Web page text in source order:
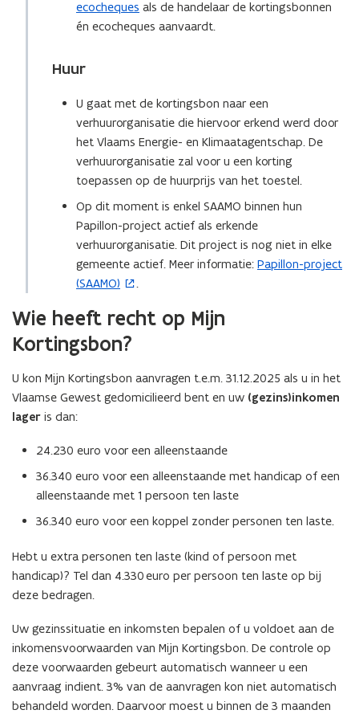
e
n
t
r
)
ecocheques als de handelaar de kortingsbonnen
én ecocheques aanvaardt.
Huur
U gaat met de kortingsbon naar een
verhuurorganisatie die hiervoor erkend werd door
het Vlaams Energie- en Klimaatagentschap. De
verhuurorganisatie zal voor u een korting
toepassen op de huurprijs van het toestel.
Op dit moment is enkel SAAMO binnen hun
Papillon-project actief als erkende
verhuurorganisatie. Dit project is nog niet in elke
gemeente actief. Meer informatie: Papillon-project
(SAAMO)
(
i
n
u
n
s
r
)
Wie heeft recht op Mijn
Kortingsbon?
U kon Mijn Kortingsbon aanvragen t.e.m. 31.12.2025 als u in het
Vlaamse Gewest gedomicilieerd bent en uw (gezins)inkomen
lager is dan:
24.230 euro voor een alleenstaande
36.340 euro voor een alleenstaande met handicap of een
alleenstaande met 1 persoon ten laste
36.340 euro voor een koppel zonder personen ten laste.
Hebt u extra personen ten laste (kind of persoon met
handicap)? Tel dan 4.330 euro per persoon ten laste op bij
deze bedragen.
Uw gezinssituatie en inkomsten bepalen of u voldoet aan de
inkomensvoorwaarden van Mijn Kortingsbon. De controle op
deze voorwaarden gebeurt automatisch wanneer u een
aanvraag indient. 3% van de aanvragen kon niet automatisch
behandeld worden. Daarvoor moest u binnen de 3 maanden